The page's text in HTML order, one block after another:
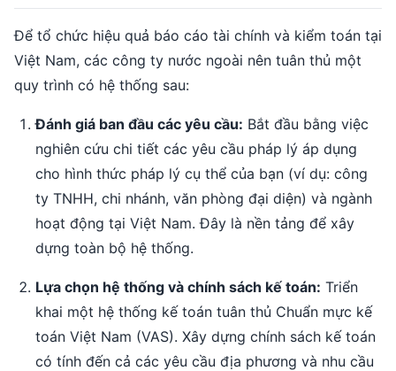
Để tổ chức hiệu quả báo cáo tài chính và kiểm toán tại
Việt Nam, các công ty nước ngoài nên tuân thủ một
quy trình có hệ thống sau:
Đánh giá ban đầu các yêu cầu: Bắt đầu bằng việc
nghiên cứu chi tiết các yêu cầu pháp lý áp dụng
cho hình thức pháp lý cụ thể của bạn (ví dụ: công
ty TNHH, chi nhánh, văn phòng đại diện) và ngành
hoạt động tại Việt Nam. Đây là nền tảng để xây
dựng toàn bộ hệ thống.
Lựa chọn hệ thống và chính sách kế toán: Triển
khai một hệ thống kế toán tuân thủ Chuẩn mực kế
toán Việt Nam (VAS). Xây dựng chính sách kế toán
có tính đến cả các yêu cầu địa phương và nhu cầu